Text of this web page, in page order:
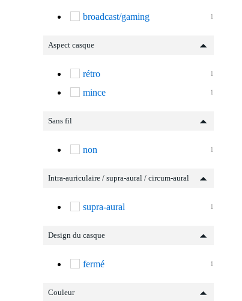
1
broadcast/gaming
Aspect casque
1
rétro
1
mince
Sans fil
1
non
Intra-auriculaire / supra-aural / circum-aural
1
supra-aural
Design du casque
1
fermé
Couleur